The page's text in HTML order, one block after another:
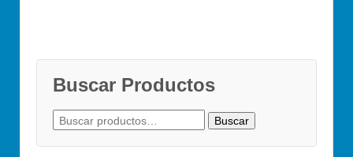
Buscar Productos
Buscar
Buscar